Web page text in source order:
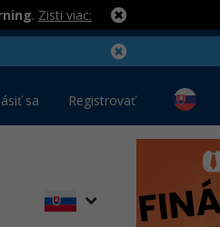
. Zisti viac:
sa Registrovať